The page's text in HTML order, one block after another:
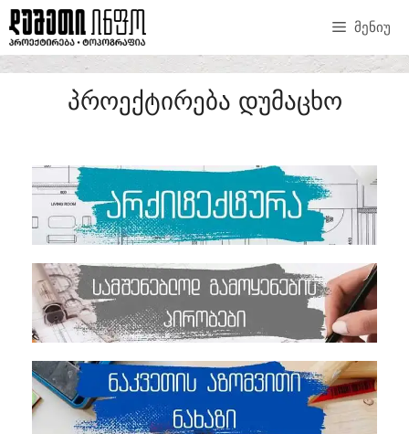
ᲛᲔᲜᲘᲣ
ᲞᲠᲝᲔᲥᲢᲘᲠᲔᲑᲐ ᲓᲣᲛᲐᲪᲮᲝ